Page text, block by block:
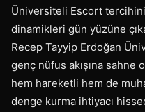
Üniversiteli Escort
dinamikleri gün yüzüne
Recep Tayyip Erdoğan
genç nüfus akışına
hem hareketli hem de
denge kurma ihtiyacı